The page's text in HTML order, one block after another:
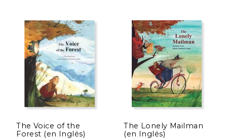
15% $ 16.95 15%
The Voice of the
Forest (en Inglés)
The Lonely Mailman
(en Inglés)